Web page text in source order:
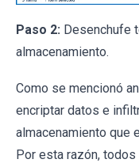
Paso 2: Desenchufe
almacenamiento.
Como se mencionó
encriptar datos e
almacenamiento que
Por esta razón,